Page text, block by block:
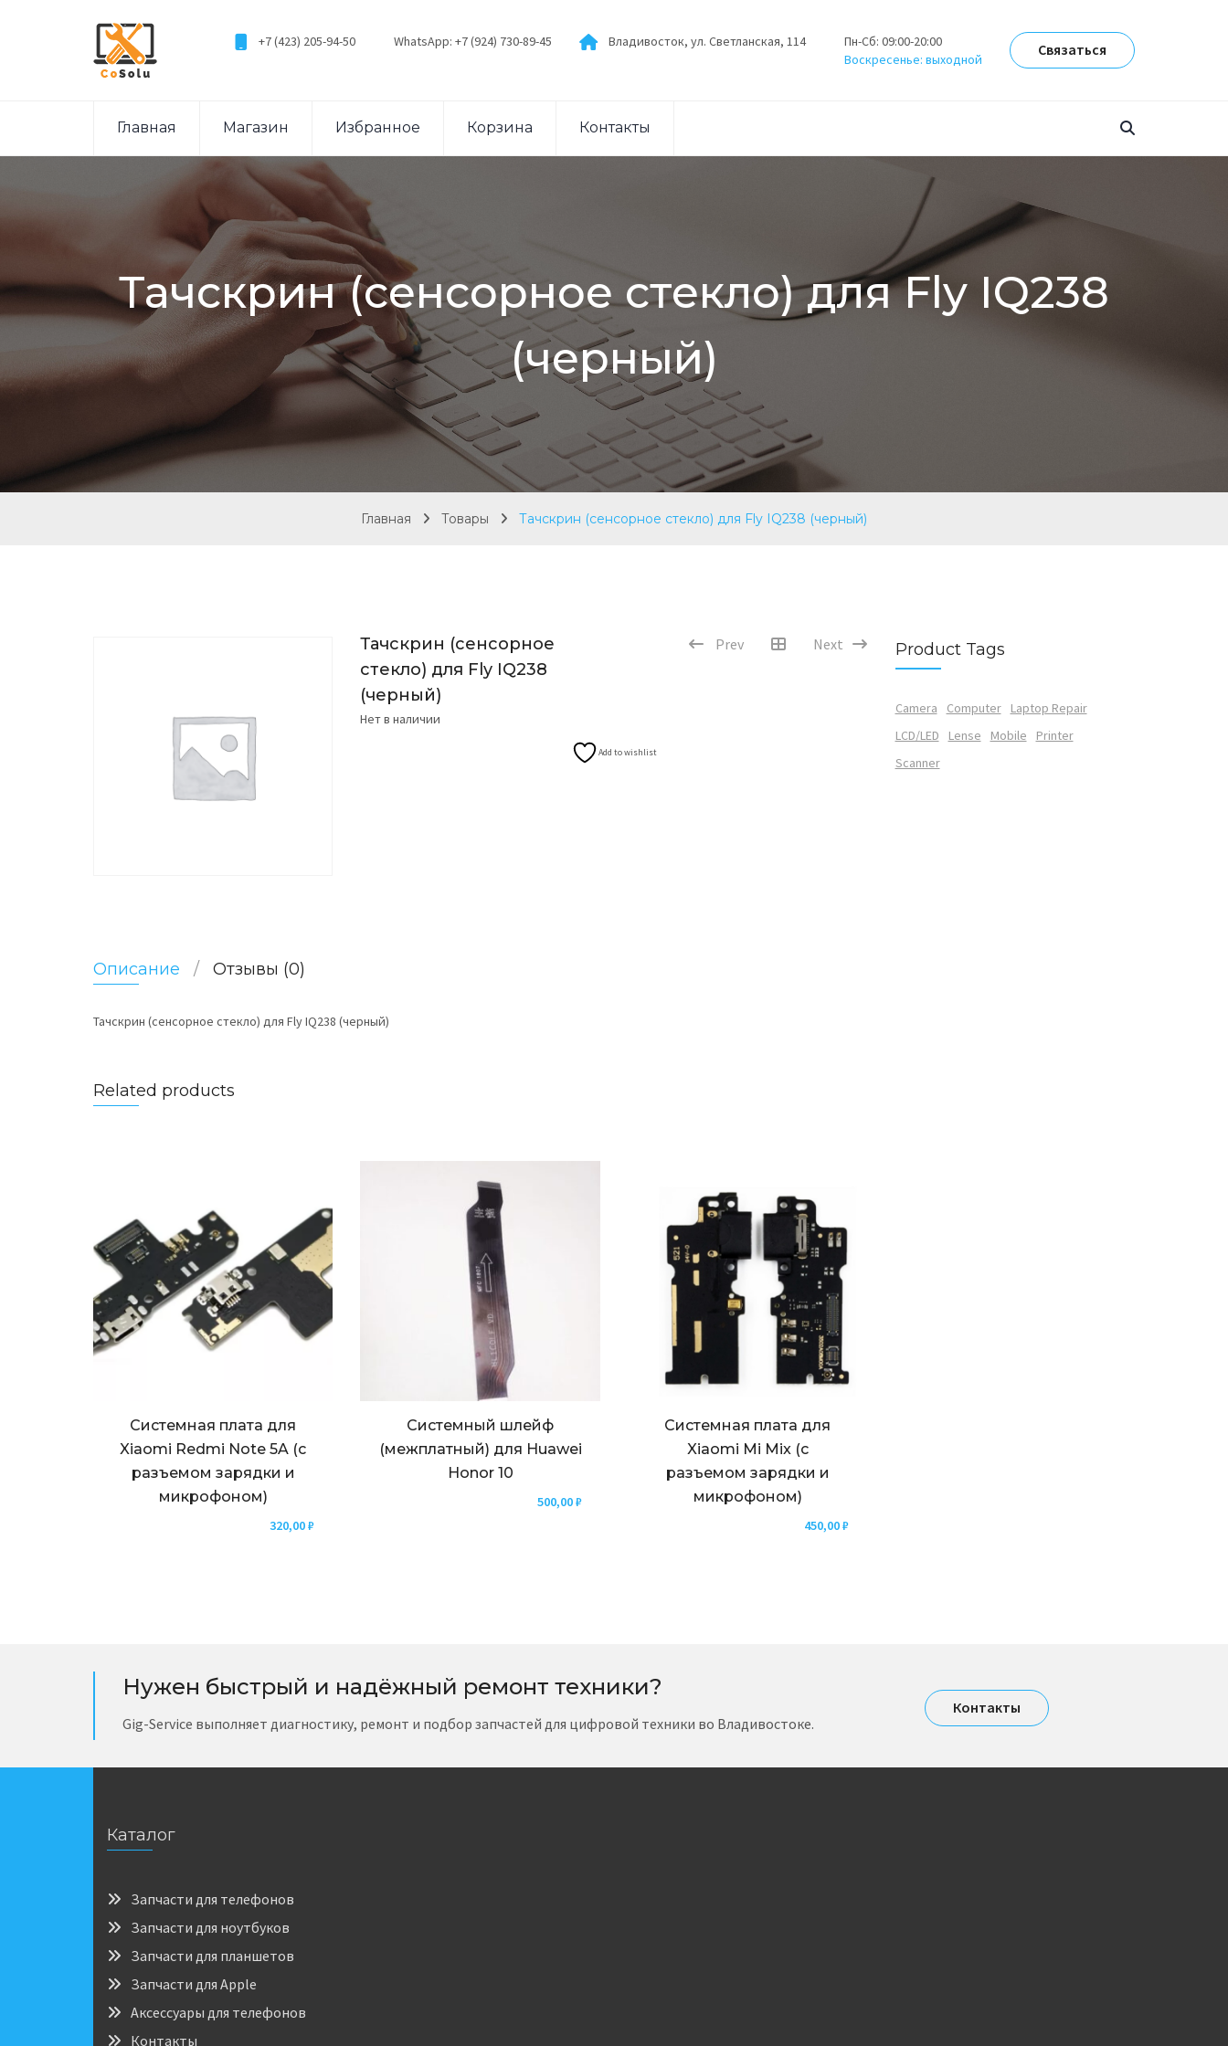
+7 (423) 205-94-50 WhatsApp: +7 (924) 730-89-45 Владивосток, ул. Светланская, 114
Пн-Сб: 09:00-20:00
Воскресенье: выходной
Связаться
Главная Магазин Избранное Корзина Контакты
Тачскрин (сенсорное стекло) для Fly IQ238
(черный)
Главная Товары Тачскрин (сенсорное стекло) для Fly IQ238 (черный)
Prev Next
Тачскрин (сенсорное
стекло) для Fly IQ238
(черный)
Нет в наличии
Add to wishlist
Описание Отзывы (0)
Тачскрин (сенсорное стекло) для Fly IQ238 (черный)
Related products
Системная плата для
Xiaomi Redmi Note 5A (с
разъемом зарядки и
микрофоном)
320,00₽
Системный шлейф
(межплатный) для Huawei
Honor 10
500,00₽
Системная плата для
Xiaomi Mi Mix (с
разъемом зарядки и
микрофоном)
450,00₽
Product Tags
Camera Computer
Laptop Repair
LCD/LED
Lense Mobile
Printer
Scanner
Нужен быстрый и надёжный ремонт техники?
Gig-Service выполняет диагностику, ремонт и подбор запчастей для цифровой техники во Владивостоке.
Контакты
Каталог
Запчасти для телефонов
Запчасти для ноутбуков
Запчасти для планшетов
Запчасти для Apple
Аксессуары для телефонов
Контакты